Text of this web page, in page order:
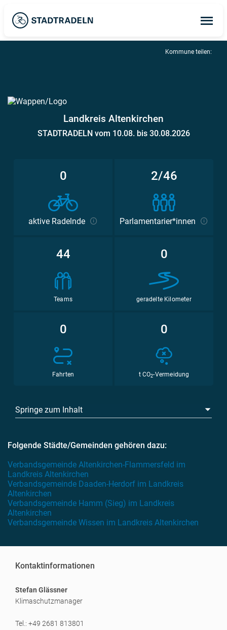
Landkreis Altenkirchen
STADTRADELN vom 10.08. bis 30.08.2026
0
aktive Radelnde
2/46
Parlamentarier*innen
44
Teams
0
geradelte Kilometer
0
Fahrten
0
t CO2-Vermeidung
Springe zum Inhalt
Folgende Städte/Gemeinden gehören dazu:
Verbandsgemeinde Altenkirchen-Flammersfeld im
Landkreis Altenkirchen
Verbandsgemeinde Daaden-Herdorf im Landkreis
Altenkirchen
Verbandsgemeinde Hamm (Sieg) im Landkreis
Altenkirchen
Verbandsgemeinde Wissen im Landkreis Altenkirchen
Kommune teilen:
Kontaktinformationen
Stefan Glässner
Klimaschutzmanager
Tel.: +49 2681 813801